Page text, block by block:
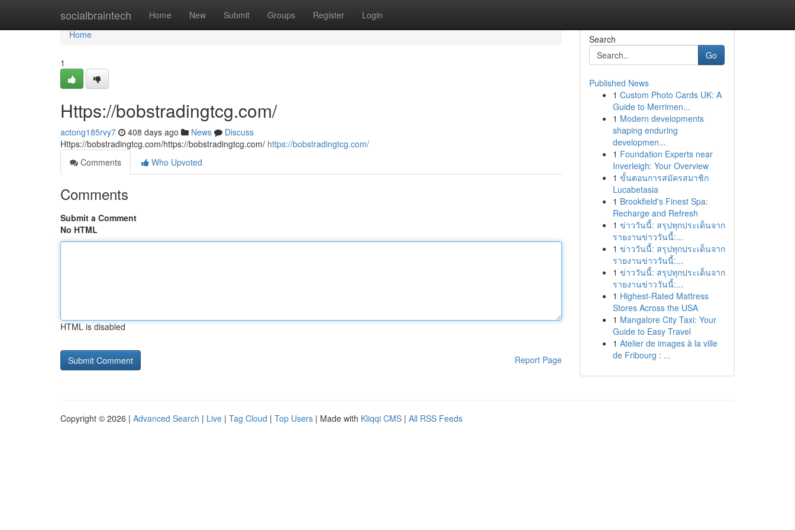
socialbraintech Home New Submit Groups Register Login
Home
Home
1
Https://bobstradingtcg.com/
actong185rvy7 408 days ago News
Discuss
Https://bobstradingtcg.com/https://bobstradingtcg.com/ https://bobstradingtcg.com/
Comments
Who Upvoted
Comments
Submit a Comment
No HTML
HTML is disabled
Report Page
Search
Go
Published News
1 Custom Photo Cards UK: A
Guide to Merrimen...
1 Modern developments
shaping enduring
developmen...
1 Foundation Experts near
Inverleigh: Your Overview
1 ขั้นตอนการสมัครสมาชิก
Lucabetasia
1 Brookfield's Finest Spa:
Recharge and Refresh
1 ข่าววันนี้: สรุปทุกประเด็นจาก
รายงานข่าววันนี้:...
1 ข่าววันนี้: สรุปทุกประเด็นจาก
รายงานข่าววันนี้:...
1 ข่าววันนี้: สรุปทุกประเด็นจาก
รายงานข่าววันนี้:...
1 Highest-Rated Mattress
Stores Across the USA
1 Mangalore City Taxi: Your
Guide to Easy Travel
1 Atelier de images à la ville
de Fribourg : ...
Copyright © 2026 | Advanced Search | Live | Tag Cloud | Top Users | Made with Kliqqi CMS | All RSS Feeds